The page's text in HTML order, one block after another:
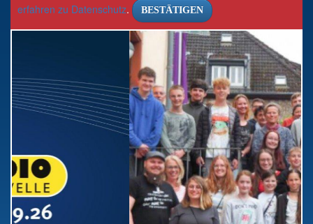
erfahren zu Datenschutz. BESTÄTIGEN